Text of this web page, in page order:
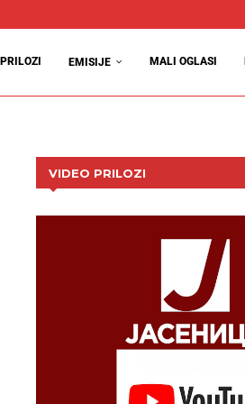
PRILOZI EMISIJE MALI OGLASI
VIDEO PRILOZI